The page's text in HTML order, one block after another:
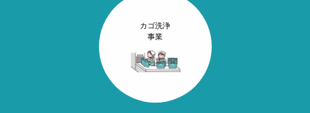
カゴ洗浄
事業